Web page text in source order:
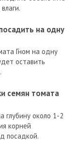
на одну
Гном на одну
оставить
семян томата
глубину около 1-2
корней
посадкой.